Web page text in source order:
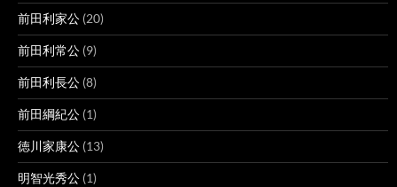
前田利家公 (20)
前田利常公 (9)
前田利長公 (8)
前田綱紀公 (1)
徳川家康公 (13)
明智光秀公 (1)